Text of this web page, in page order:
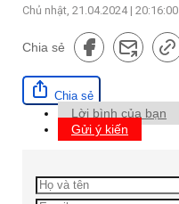
Chủ nhật, 21.04.2024 | 20:16:00
Chia sẻ
Chia sẻ
Lời bình của bạn
Gửi ý kiến